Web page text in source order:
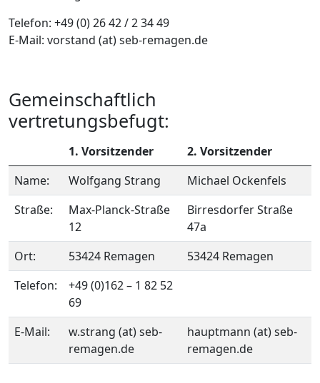
Telefon: +49 (0) 26 42 / 2 34 49
E-Mail: vorstand (at) seb-remagen.de
Gemeinschaftlich
vertretungsbefugt:
1. Vorsitzender
2. Vorsitzender
Name:
Wolfgang Strang
Michael Ockenfels
Straße:
Max-Planck-Straße
12
Birresdorfer Straße
47a
Ort:
53424 Remagen
53424 Remagen
Telefon:
+49 (0)162 – 1 82 52
69
E-Mail:
w.strang (at) seb-
remagen.de
hauptmann (at) seb-
remagen.de